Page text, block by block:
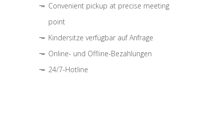
Convenient pickup at precise meeting
point
Kindersitze verfügbar auf Anfrage
Online- und Offline-Bezahlungen
24/7-Hotline